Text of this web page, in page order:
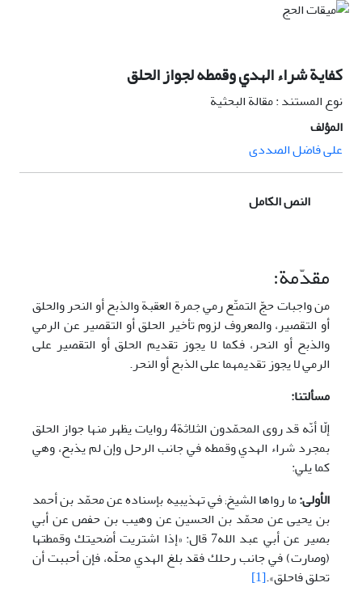
كفاية شراء الهدي وقمطه لجواز الحلق
نوع المستند : مقالة البحثية
المؤلف
علی فاضل الصددی
النص الكامل
مقدّمة:
من واجبات حجّ التمتّع رمي جمرة العقبة والذبح أو النحر والحلق
أو التقصير، والمعروف لزوم تأخير الحلق أو التقصير عن الرمي
والذبح أو النحر، فكما لا يجوز تقديم الحلق أو التقصير على
الرمي لا يجوز تقديمهما على الذبح أو النحر.
مسألتنا:
إلّا أنّه قد روى المحمّدون الثلاثة4 روايات يظهر منها جواز الحلق
بمجرد شراء الهدي وقمطه في جانب الرحل وإن لم يذبح، وهي
كما يلي:
الأولى:ما رواها الشيخ; في تهذيبيه بإسناده عن محمّد بن أحمد
بن يحيى عن محمّد بن الحسين عن وهيب بن حفص عن أبي
بصير عن أبي عبد الله7 قال: «إذا اشتريت أضحيتك وقمطتها
(وصارت) في جانب رحلك فقد بلغ الهدي محلّه، فإن أحببت أن
تحلق فاحلق».[1]